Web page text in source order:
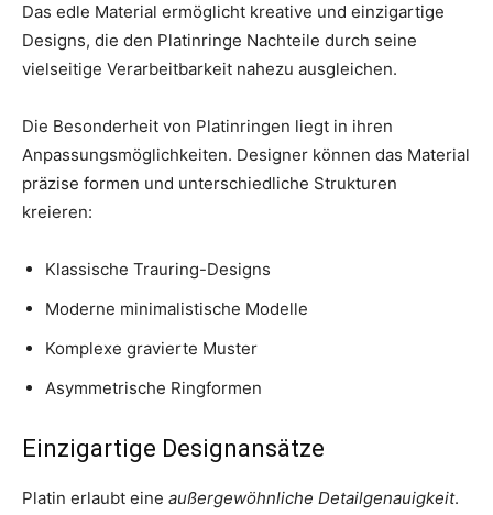
Das edle Material ermöglicht kreative und einzigartige
Designs, die den Platinringe Nachteile durch seine
vielseitige Verarbeitbarkeit nahezu ausgleichen.
Die Besonderheit von Platinringen liegt in ihren
Anpassungsmöglichkeiten. Designer können das Material
präzise formen und unterschiedliche Strukturen
kreieren:
Klassische Trauring-Designs
Moderne minimalistische Modelle
Komplexe gravierte Muster
Asymmetrische Ringformen
Einzigartige Designansätze
Platin erlaubt eine außergewöhnliche Detailgenauigkeit.